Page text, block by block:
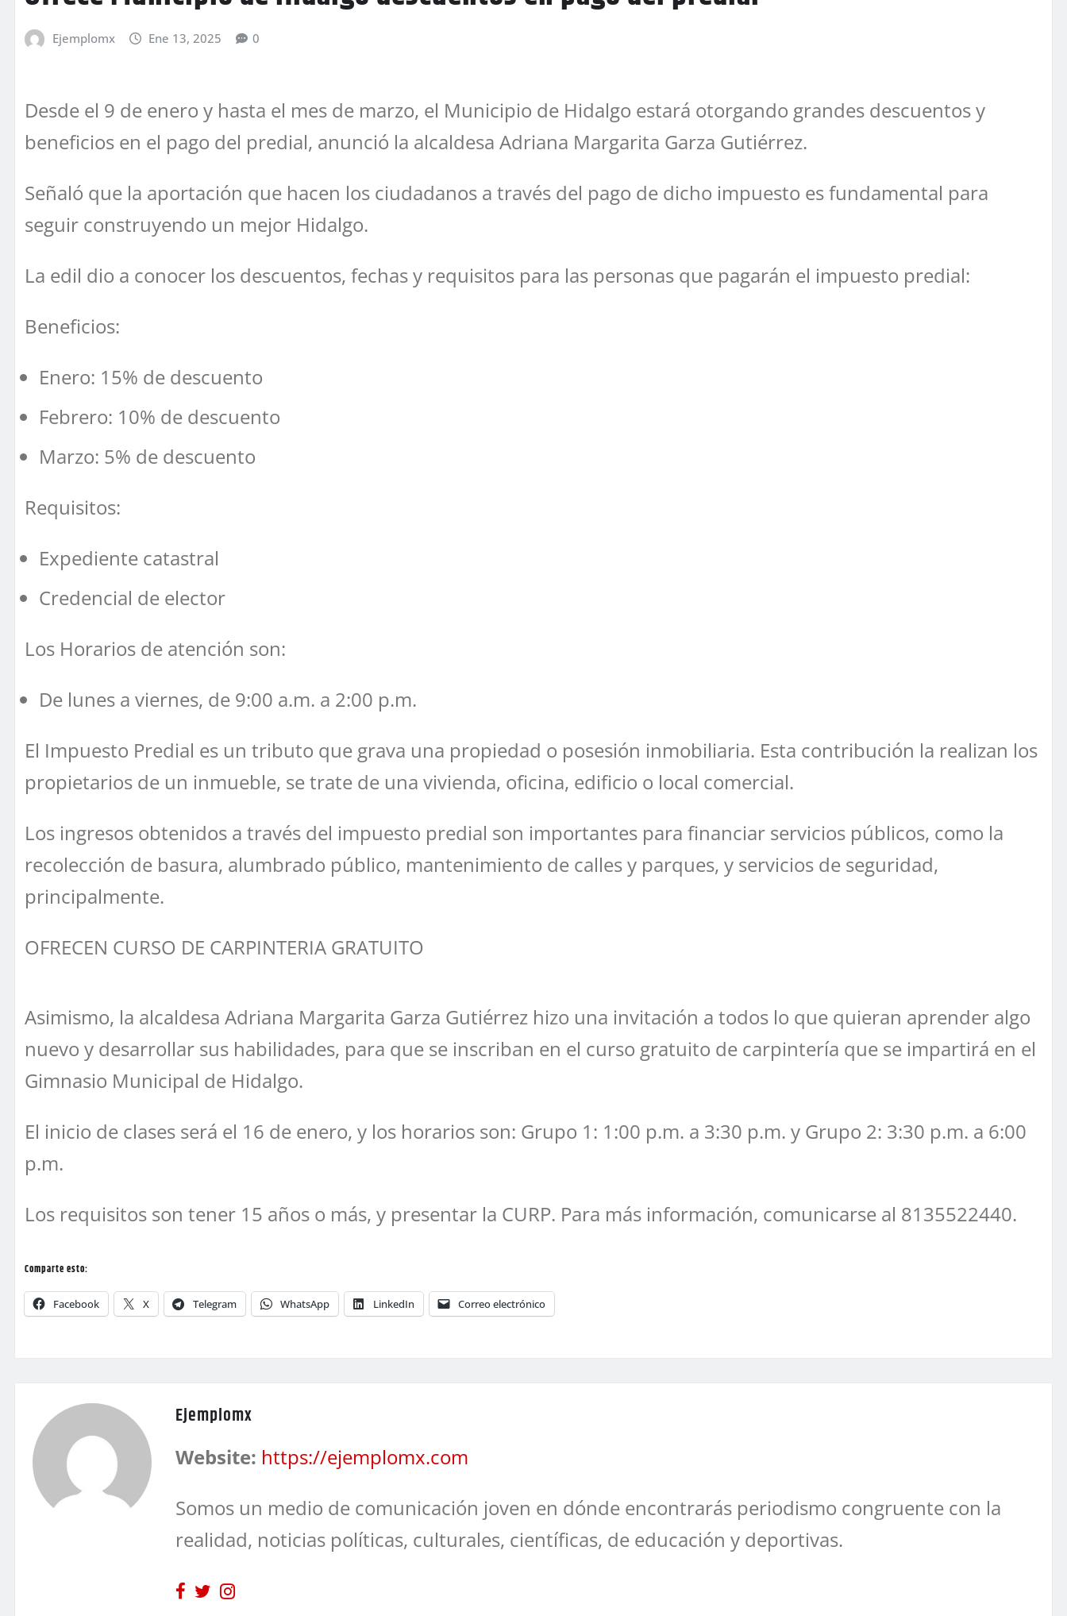
Ejemplomx Ene 13, 2025 0
Desde el 9 de enero y hasta el mes de marzo, el Municipio de Hidalgo estará otorgando grandes descuentos y
beneficios en el pago del predial, anunció la alcaldesa Adriana Margarita Garza Gutiérrez.
Señaló que la aportación que hacen los ciudadanos a través del pago de dicho impuesto es fundamental para
seguir construyendo un mejor Hidalgo.
La edil dio a conocer los descuentos, fechas y requisitos para las personas que pagarán el impuesto predial:
Beneficios:
Enero: 15% de descuento
Febrero: 10% de descuento
Marzo: 5% de descuento
Requisitos:
Expediente catastral
Credencial de elector
Los Horarios de atención son:
De lunes a viernes, de 9:00 a.m. a 2:00 p.m.
El Impuesto Predial es un tributo que grava una propiedad o posesión inmobiliaria. Esta contribución la realizan los
propietarios de un inmueble, se trate de una vivienda, oficina, edificio o local comercial.
Los ingresos obtenidos a través del impuesto predial son importantes para financiar servicios públicos, como la
recolección de basura, alumbrado público, mantenimiento de calles y parques, y servicios de seguridad,
principalmente.
OFRECEN CURSO DE CARPINTERIA GRATUITO
Asimismo, la alcaldesa Adriana Margarita Garza Gutiérrez hizo una invitación a todos lo que quieran aprender algo
nuevo y desarrollar sus habilidades, para que se inscriban en el curso gratuito de carpintería que se impartirá en el
Gimnasio Municipal de Hidalgo.
El inicio de clases será el 16 de enero, y los horarios son: Grupo 1: 1:00 p.m. a 3:30 p.m. y Grupo 2: 3:30 p.m. a 6:00
p.m.
Los requisitos son tener 15 años o más, y presentar la CURP. Para más información, comunicarse al 8135522440.
Comparte esto:
Facebook X Telegram WhatsApp LinkedIn Correo electrónico
Ejemplomx
Website: https://ejemplomx.com
Somos un medio de comunicación joven en dónde encontrarás periodismo congruente con la
realidad, noticias políticas, culturales, científicas, de educación y deportivas.